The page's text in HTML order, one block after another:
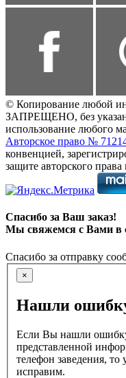
© Копирование любой
ЗАПРЕЩЕНО, без
использование любого
Авторское право №
конвенцией,
защите авторского
Спасибо за Ваш заказ!
Мы свяжемся с Вами в
Спасибо за отправку
×
Нашли
Если Вы нашли
представленной
телефон заведения,
исправим.